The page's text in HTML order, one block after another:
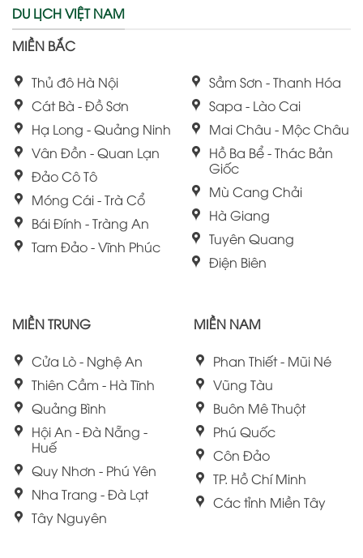
DU LỊCH VIỆT NAM
MIỀN BẮC
Thủ đô Hà Nội
Cát Bà - Đồ Sơn
Hạ Long - Quảng Ninh
Vân Đồn - Quan Lạn
Đảo Cô Tô
Móng Cái - Trà Cổ
Bái Đính - Tràng An
Tam Đảo - Vĩnh Phúc
Sầm Sơn - Thanh Hóa
Sapa - Lào Cai
Mai Châu - Mộc Châu
Hồ Ba Bể - Thác Bản
Giốc
Mù Cang Chải
Hà Giang
Tuyên Quang
Điện Biên
MIỀN TRUNG
Cửa Lò - Nghệ An
Thiên Cầm - Hà Tĩnh
Quảng Bình
Hội An - Đà Nẵng -
Huế
Quy Nhơn - Phú Yên
Nha Trang - Đà Lạt
Tây Nguyên
MIỀN NAM
Phan Thiết - Mũi Né
Vũng Tàu
Buôn Mê Thuột
Phú Quốc
Côn Đảo
TP. Hồ Chí Minh
Các tỉnh Miền Tây